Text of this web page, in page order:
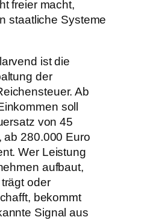
freier macht,
staatliche Systeme
ist die
der
Ab
soll
von 45
ab 280.000 Euro
Wer Leistung
aufbaut,
oder
bekommt
Signal aus